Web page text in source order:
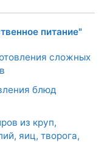
питание"
сложных
блюд
из круп,
яиц, творога,